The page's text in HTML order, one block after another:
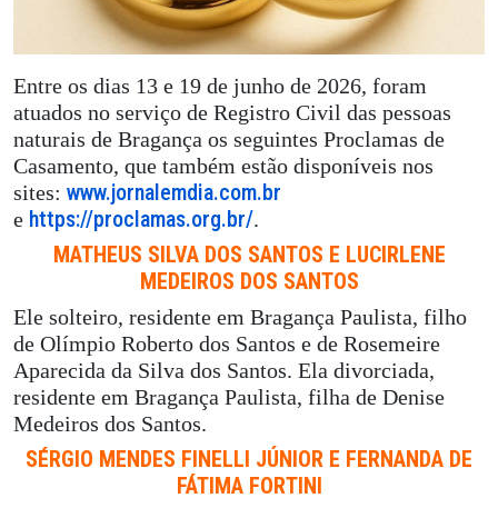
Entre os dias 13 e 19 de junho de 2026, foram
atuados no serviço de Registro Civil das pessoas
naturais de Bragança os seguintes Proclamas de
Casamento, que também estão disponíveis nos
sites: www.jornalemdia.com.br
e https://proclamas.org.br/.
MATHEUS SILVA DOS SANTOS E LUCIRLENE
MEDEIROS DOS SANTOS
Ele solteiro, residente em Bragança Paulista, filho
de Olímpio Roberto dos Santos e de Rosemeire
Aparecida da Silva dos Santos. Ela divorciada,
residente em Bragança Paulista, filha de Denise
Medeiros dos Santos.
SÉRGIO MENDES FINELLI JÚNIOR E FERNANDA DE
FÁTIMA FORTINI